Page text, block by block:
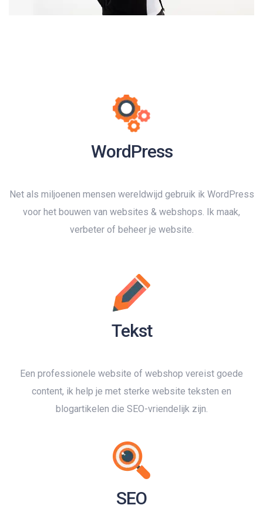
WordPress
Net als miljoenen mensen wereldwijd gebruik ik WordPress
voor het bouwen van websites & webshops. Ik maak,
verbeter of beheer je website.
Tekst
Een professionele website of webshop vereist goede
content, ik help je met sterke website teksten en
blogartikelen die SEO-vriendelijk zijn.
SEO